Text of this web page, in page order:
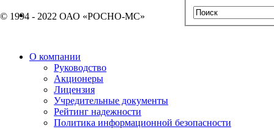
О компании
Руководство
Акционеры
Лицензия
Учредительные документы
Рейтинг надежности
Политика информационной безопасности
© 1994 - 2022 ОАО «РОСНО-МС»